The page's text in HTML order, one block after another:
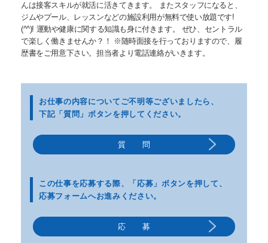
んは接客スキルが就活に活きてきます。 またスタッフになると、
ジムやプール、レッスンなどの施設利用が無料で使い放題です!
(^^)! 運動や健康に関する知識も身に付きます。 ぜひ、セントラル
で楽しく働きませんか？！ ※随時面接を行っておりますので、履
歴書をご用意下さい。担当者より電話連絡がいきます。
お仕事の内容についてご不明等ございましたら、
下記「質問」ボタンを押してください。
この仕事を応募する際、
「応募」ボタンを押して、
応募フォームへお進みください。
質 問
応 募